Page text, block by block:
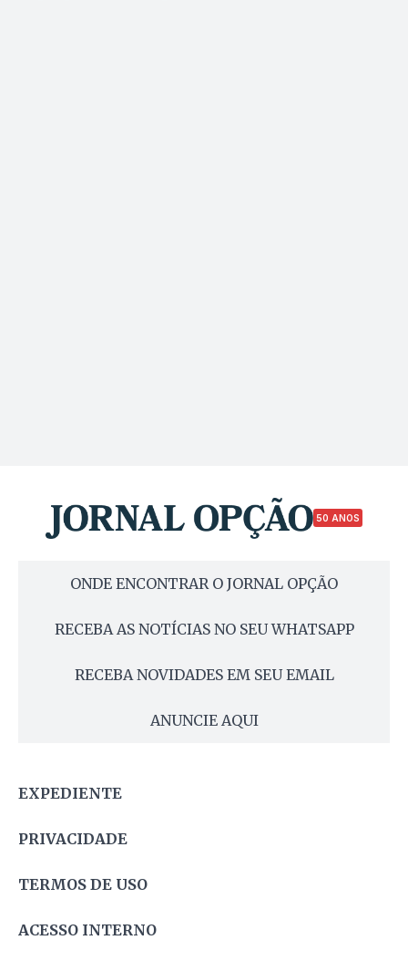
50 ANOS
ONDE ENCONTRAR O JORNAL OPÇÃO
RECEBA AS NOTÍCIAS NO SEU WHATSAPP
RECEBA NOVIDADES EM SEU EMAIL
ANUNCIE AQUI
EXPEDIENTE
PRIVACIDADE
TERMOS DE USO
ACESSO INTERNO